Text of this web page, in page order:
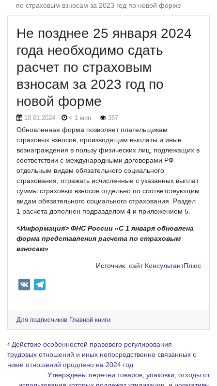
по страховым взносам за 2023 год по новой форме
Не позднее 25 января 2024
года необходимо сдать
расчет по страховым
взносам за 2023 год по
новой форме
10.01.2024 < 1 мин. 357
Обновленная форма позволяет плательщикам
страховых взносов, производящим выплаты и иные
вознаграждения в пользу физических лиц, подлежащих в
соответствии с международными договорами РФ
отдельным видам обязательного социального
страхования, отражать исчисленные с указанных выплат
суммы страховых взносов отдельно по соответствующим
видам обязательного социального страхования. Раздел
1 расчета дополнен подразделом 4 и приложением 5.
<Информация> ФНС России «С 1 января обновлена
форма представления расчета по страховым
взносам»
Источник: сайт КонсультантПлюс
e
g
r
a
m
Для подписчиков Главной книги
Навигация по записям
Действие особенностей правового регулирования
трудовых отношений и иных непосредственно связанных с
ними отношений продлено на 2024 год
Утверждены перечни товаров, упаковки, отходы от